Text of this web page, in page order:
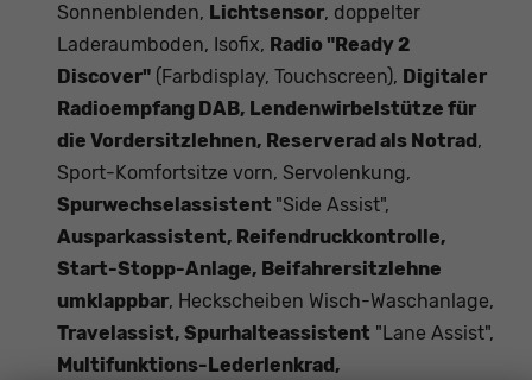
Sonnenblenden, Lichtsensor, doppelter
Laderaumboden, Isofix, Radio "Ready 2
Discover" (Farbdisplay, Touchscreen), Digitaler
Radioempfang DAB, Lendenwirbelstütze für
die Vordersitzlehnen, Reserverad als Notrad ,
Sport-Komfortsitze vorn, Servolenkung,
Spurwechselassistent "Side Assist",
Ausparkassistent, Reifendruckkontrolle,
Start-Stopp-Anlage, Beifahrersitzlehne
umklappbar, Heckscheiben Wisch-Waschanlage,
Travelassist, Spurhalteassistent "Lane Assist",
Multifunktions-Lederlenkrad,